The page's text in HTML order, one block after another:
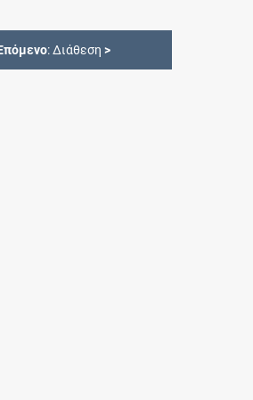
: Διάθεση >